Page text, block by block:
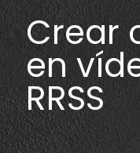
Crear
en
RRSS